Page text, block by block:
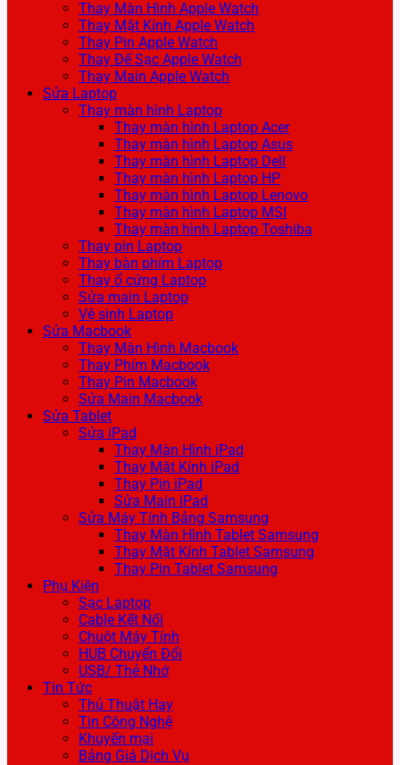
Thay Màn Hình Apple Watch
Thay Mặt Kính Apple Watch
Thay Pin Apple Watch
Thay Đế Sạc Apple Watch
Thay Main Apple Watch
Sửa Laptop
Thay màn hình Laptop
Thay màn hình Laptop Acer
Thay màn hình Laptop Asus
Thay màn hình Laptop Dell
Thay màn hình Laptop HP
Thay màn hình Laptop Lenovo
Thay màn hình Laptop MSI
Thay màn hình Laptop Toshiba
Thay pin Laptop
Thay bàn phím Laptop
Thay ổ cứng Laptop
Sửa main Laptop
Vệ sinh Laptop
Sửa Macbook
Thay Màn Hình Macbook
Thay Phím Macbook
Thay Pin Macbook
Sửa Main Macbook
Sửa Tablet
Sửa iPad
Thay Màn Hình iPad
Thay Mặt Kính iPad
Thay Pin iPad
Sửa Main iPad
Sửa Máy Tính Bảng Samsung
Thay Màn Hình Tablet Samsung
Thay Mặt Kính Tablet Samsung
Thay Pin Tablet Samsung
Phụ Kiện
Sạc Laptop
Cable Kết Nối
Chuột Máy Tính
HUB Chuyển Đổi
USB/ Thẻ Nhớ
Tin Tức
Thủ Thuật Hay
Tin Công Nghệ
Khuyến mại
Bảng Giá Dịch Vụ